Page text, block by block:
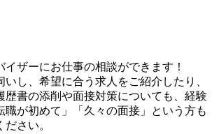
ザーにお仕事の相談ができます！
し、希望に合う求人をご紹介したり、
書の添削や面接対策についても、経験
が初めて」「久々の面接」という方も
さい。